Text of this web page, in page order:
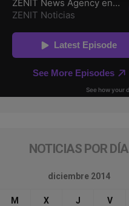
NOTICIAS POR DÍA
diciembre 2014
M X J V